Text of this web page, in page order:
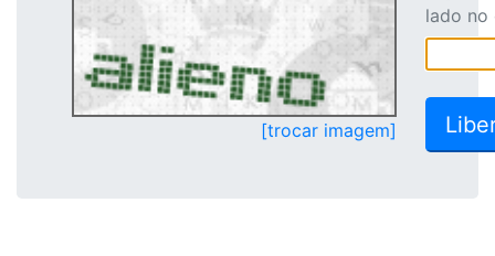
[trocar imagem]
lado no